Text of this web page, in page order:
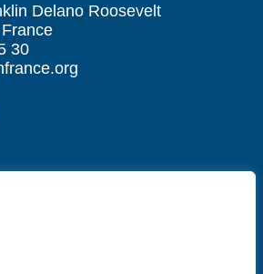
Delano Roosevelt
30
France
?